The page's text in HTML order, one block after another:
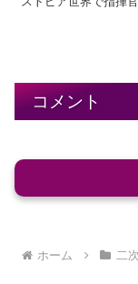
コメント
ホーム 二